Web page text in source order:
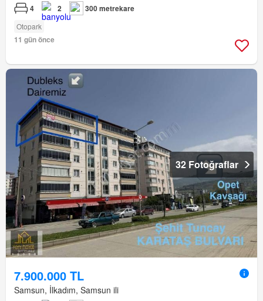
4 2 300 metrekare
Otopark
11 gün önce
32 Fotoğraflar
7.900.000 TL
Samsun, İlkadım, Samsun ili